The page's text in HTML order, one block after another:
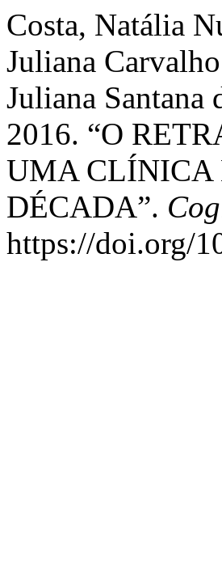
Costa, Natália
Juliana
Juliana Santana
2016. “O
UMA CLÍNICA
DÉCADA”.
https://doi.org/